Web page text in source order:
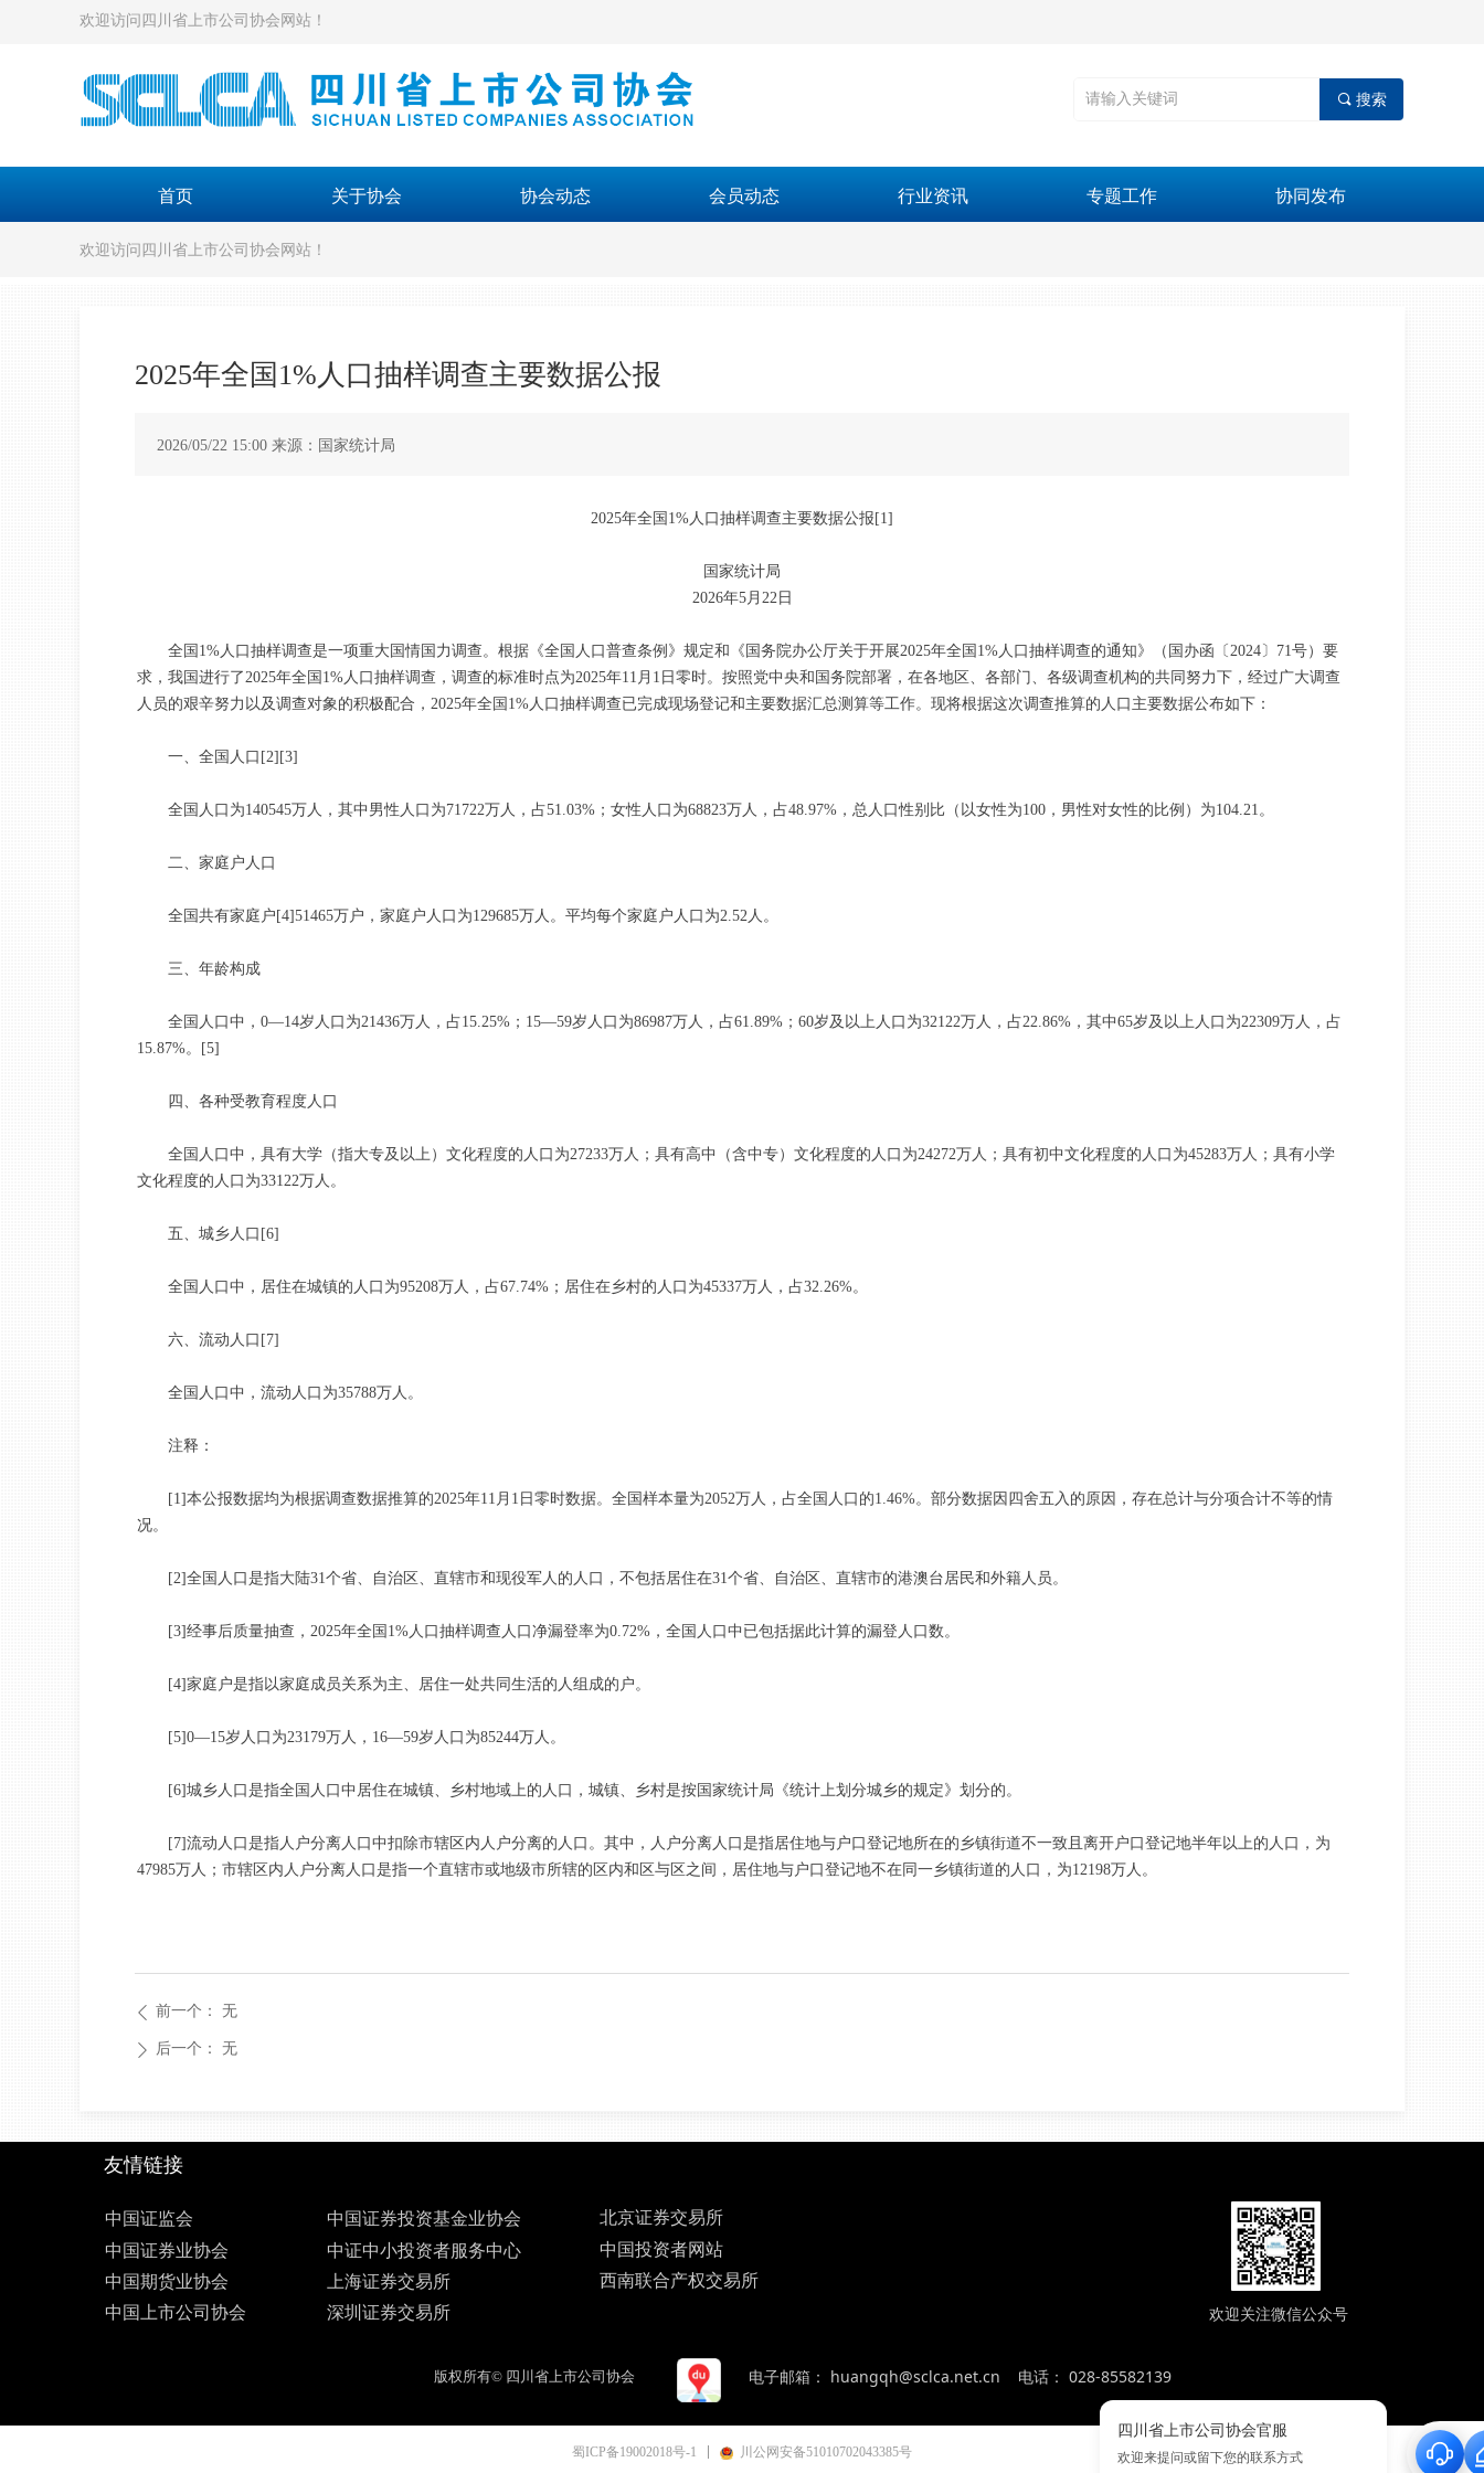
끠 搜索
首页 关于协会 协会动态 会员动态 行业资讯 专题工作 协同发布
欢迎访问四川省上市公司协会网站！
欢迎访问四川省上市公司协会网站！
2025年全国1%人口抽样调查主要数据公报[1]
国家统计局
2026年5月22日
全国1%人口抽样调查是一项重大国情国力调查。根据《全国人口普查条例》规定和《国务院办公厅关于开展2025年全国1%人口抽样调查的通知》（国办函〔2024〕71号）要
求，我国进行了2025年全国1%人口抽样调查，调查的标准时点为2025年11月1日零时。按照党中央和国务院部署，在各地区、各部门、各级调查机构的共同努力下，经过广大调查
人员的艰辛努力以及调查对象的积极配合，2025年全国1%人口抽样调查已完成现场登记和主要数据汇总测算等工作。现将根据这次调查推算的人口主要数据公布如下：
一、全国人口[2][3]
全国人口为140545万人，其中男性人口为71722万人，占51.03%；女性人口为68823万人，占48.97%，总人口性别比（以女性为100，男性对女性的比例）为104.21。
二、家庭户人口
全国共有家庭户[4]51465万户，家庭户人口为129685万人。平均每个家庭户人口为2.52人。
三、年龄构成
全国人口中，0—14岁人口为21436万人，占15.25%；15—59岁人口为86987万人，占61.89%；60岁及以上人口为32122万人，占22.86%，其中65岁及以上人口为22309万人，占
15.87%。[5]
四、各种受教育程度人口
全国人口中，具有大学（指大专及以上）文化程度的人口为27233万人；具有高中（含中专）文化程度的人口为24272万人；具有初中文化程度的人口为45283万人；具有小学
文化程度的人口为33122万人。
五、城乡人口[6]
全国人口中，居住在城镇的人口为95208万人，占67.74%；居住在乡村的人口为45337万人，占32.26%。
六、流动人口[7]
全国人口中，流动人口为35788万人。
注释：
[1]本公报数据均为根据调查数据推算的2025年11月1日零时数据。全国样本量为2052万人，占全国人口的1.46%。部分数据因四舍五入的原因，存在总计与分项合计不等的情
况。
[2]全国人口是指大陆31个省、自治区、直辖市和现役军人的人口，不包括居住在31个省、自治区、直辖市的港澳台居民和外籍人员。
[3]经事后质量抽查，2025年全国1%人口抽样调查人口净漏登率为0.72%，全国人口中已包括据此计算的漏登人口数。
[4]家庭户是指以家庭成员关系为主、居住一处共同生活的人组成的户。
[5]0—15岁人口为23179万人，16—59岁人口为85244万人。
[6]城乡人口是指全国人口中居住在城镇、乡村地域上的人口，城镇、乡村是按国家统计局《统计上划分城乡的规定》划分的。
[7]流动人口是指人户分离人口中扣除市辖区内人户分离的人口。其中，人户分离人口是指居住地与户口登记地所在的乡镇街道不一致且离开户口登记地半年以上的人口，为
47985万人；市辖区内人户分离人口是指一个直辖市或地级市所辖的区内和区与区之间，居住地与户口登记地不在同一乡镇街道的人口，为12198万人。
2025年全国1%人口抽样调查主要数据公报
ꄴ 前一个： 无
ꄲ 后一个： 无
2026/05/22 15:00 来源：国家统计局
欢迎关注微信公众号
中国证监会
中国证券业协会
中国期货业协会
中国上市公司协会
友情链接
中国证券投资基金业协会
中证中小投资者服务中心
上海证券交易所
深圳证券交易所
北京证券交易所
中国投资者网站
西南联合产权交易所
版权所有© 四川省上市公司协会 电子邮箱： huangqh@sclca.net.cn 电话： 028-85582139
蜀ICP备19002018号-1 川公网安备51010702043385号